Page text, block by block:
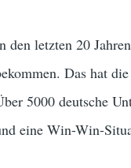
den letzten 20
Das hat
5000 deutsche
eine Win-Win-